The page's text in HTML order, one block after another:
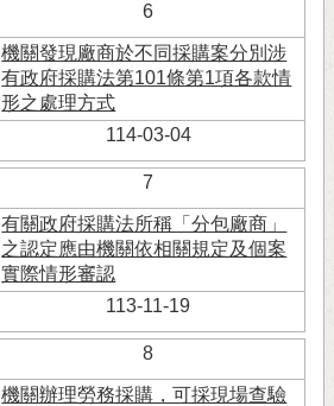
6
機關發現廠商於不同採購案分別涉
有政府採購法第101條第1項各款情
形之處理方式
114-03-04
7
有關政府採購法所稱「分包廠商」
之認定應由機關依相關規定及個案
實際情形審認
113-11-19
8
機關辦理勞務採購，可採現場查驗